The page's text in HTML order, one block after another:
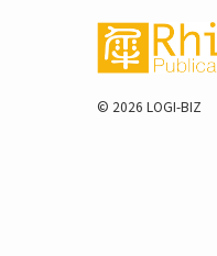
© 2026 LOGI-BIZ